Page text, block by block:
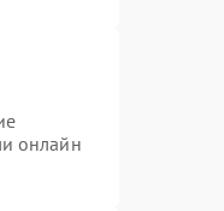
онлайн